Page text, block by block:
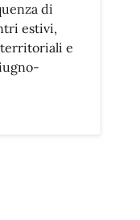
di
estivi,
e